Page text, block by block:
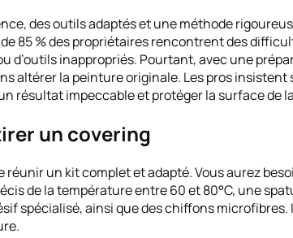
des outils adaptés et une méthode
85 % des propriétaires rencontrent des
d’outils inappropriés. Pourtant, avec une
altérer la peinture originale. Les pros insistent
résultat impeccable et protéger la surface de
un covering
réunir un kit complet et adapté. Vous aurez
de la température entre 60 et 80°C, une
spécialisé, ainsi que des chiffons